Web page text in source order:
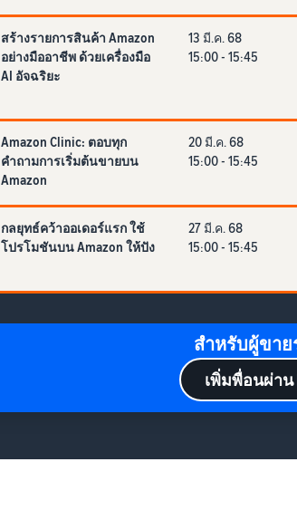
สร้างรายการสินค้า Amazon
อย่างมืออาชีพ ด้วยเครื่องมือ
AI อัจฉริยะ
13 มี.ค. 68
15:00 - 15:45
Amazon Clinic: ตอบทุก
คำถามการเริ่มต้นขายบน
Amazon
20 มี.ค. 68
15:00 - 15:45
กลยุทธ์คว้าออเดอร์แรก ใช้
โปรโมชันบน Amazon ให้ปัง
27 มี.ค. 68
15:00 - 15:45
สำหรับผู้ขา
เพิ่มพื่อนผ่าน